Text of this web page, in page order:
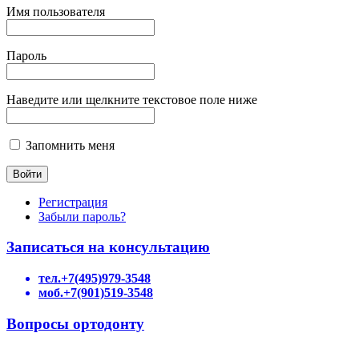
Имя пользователя
Пароль
Наведите или щелкните текстовое поле ниже
Запомнить меня
Регистрация
Забыли пароль?
Записаться на консультацию
тел.+7(495)979-3548
моб.+7(901)519-3548
Вопросы ортодонту